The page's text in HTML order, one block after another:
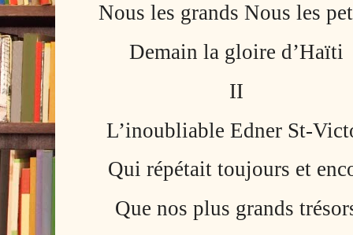
Nous les grands Nous les
Demain la gloire d’Haïti
II
L’inoubliable Edner St-
Qui répétait toujours et
Que nos plus grands